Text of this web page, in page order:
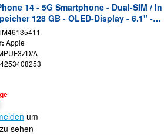
14 - 5G Smartphone - Dual-SIM / In
128 GB - OLED-Display - 6.1" - 2
Pixel - 2 x Rückkamera 12 MP, 12 MP
12 MP - Midnight
Apple
A
um
sehen